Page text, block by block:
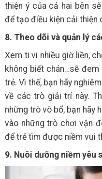
thiện ý của cả hai bên
để tạo điều kiện cải thiện
8. Theo dõi và quản lý
Xem ti vi nhiều giờ liền,
không biết chán…sẽ
trẻ. Vì thế, bạn hãy
về các trò giải trí này.
những trò vô bổ, bạn hãy
vào những trò chơi vận
để trẻ tìm được niềm vui
9. Nuôi dưỡng niềm yêu